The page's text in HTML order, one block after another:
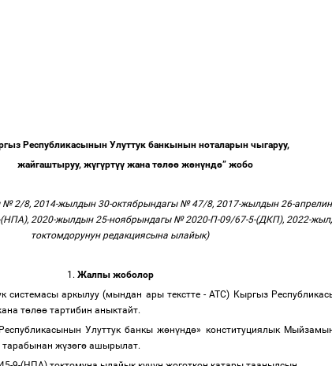
Республикасынын Улуттук банкынын ноталарын чыгаруу,
жайгаштыруу, жүгүртүүжана төлөөжөнүндө” жобо
2/8, 2014-жылдын 30-октябрындагы № 47/8, 2017-жылдын 26-
2020-жылдын 25-ноябрындагы № 2020-П-09/67-5-(ДКП), 2022-
токтомдорунун редакциясына ылайык)
1. Жалпы жоболор
аркылуу (мындан ары текстте - АТС) Кыргыз
төлөө тартибин аныктайт.
Улуттук банкы жөнүндө» конституциялык
тарабынан жүзөгө ашырылат.